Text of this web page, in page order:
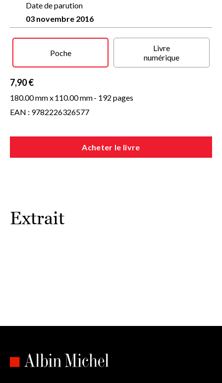
plusieursdaimyo(princes ou grands seigneurs) et de
nombreux maîtres dukenjutsu
légende veut qu’il ait également été le maître de Myamoto
d’extraits de chroniques historiques qui permettent de
Ce volume a précédemment paru sous le titre
sagesse immobile
Date de parution
03 novembre 2016
Poche
Livre
numérique
7,90 €
180.00 mm x110.00 mm- 192 pages
EAN : 9782226326577
Acheter le livre
Extrait